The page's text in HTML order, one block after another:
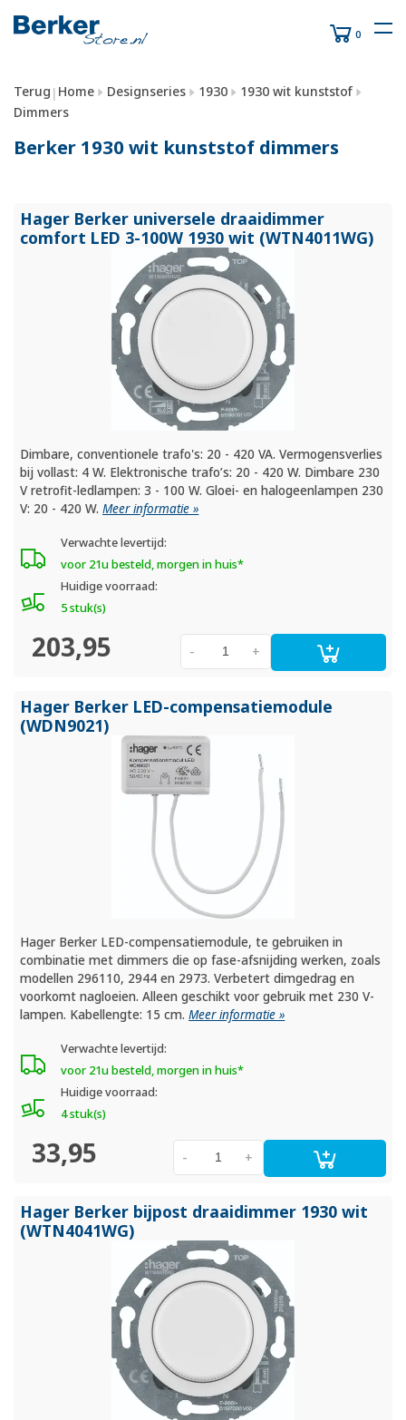
0
Terug | Home Designseries 1930
1930 wit kunststof
Dimmers
Berker 1930 wit kunststof dimmers
Hager Berker universele draaidimmer
comfort LED 3-100W 1930 wit (WTN4011WG)
Dimbare, conventionele trafo's: 20 - 420 VA. Vermogensverlies
bij vollast: 4 W. Elektronische trafo’s: 20 - 420 W. Dimbare 230
V retrofit-ledlampen: 3 - 100 W. Gloei- en halogeenlampen 230
V: 20 - 420 W.Meer informatie »
Verwachte levertijd:
voor 21u besteld, morgen in huis*
Huidige voorraad:
5 stuk(s)
203,95 +
-
Hager Berker LED-compensatiemodule
(WDN9021)
Hager Berker LED-compensatiemodule, te gebruiken in
combinatie met dimmers die op fase-afsnijding werken, zoals
modellen 296110, 2944 en 2973. Verbetert dimgedrag en
voorkomt nagloeien. Alleen geschikt voor gebruik met 230 V-
lampen. Kabellengte: 15 cm.Meer informatie »
Verwachte levertijd:
voor 21u besteld, morgen in huis*
Huidige voorraad:
4 stuk(s)
33,95 +
-
Hager Berker bijpost draaidimmer 1930 wit
(WTN4041WG)